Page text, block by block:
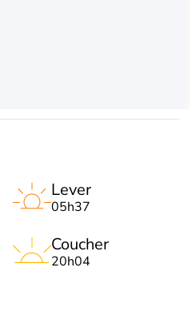
Lever
05h37
Coucher
20h04